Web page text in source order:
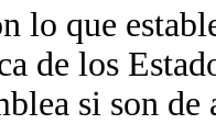
lo que
de los
si son